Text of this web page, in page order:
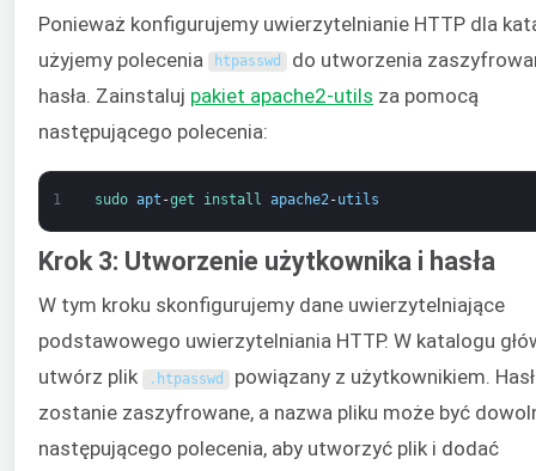
Ponieważ konfigurujemy uwierzytelnianie HTTP dla
użyjemy polecenia
htpasswd do utworzenia
hasła. Zainstaluj pakiet apache2-utils za pomocą
następującego polecenia:
1 sudo apt -get install apache2-utils
Krok 3: Utworzenie użytkownika i hasła
W tym kroku skonfigurujemy dane uwierzytelniające
podstawowego uwierzytelniania HTTP. W katalogu
utwórz plik
. htpasswd powiązany z użytkownikiem.
zostanie zaszyfrowane, a nazwa pliku może być
następującego polecenia, aby utworzyć plik i dodać